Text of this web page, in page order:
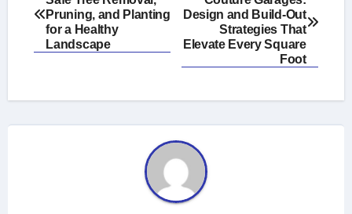
navigation
Pruning, and Planting
for a Healthy
Landscape
Design and Build-Out
Strategies That
Elevate Every Square
Foot